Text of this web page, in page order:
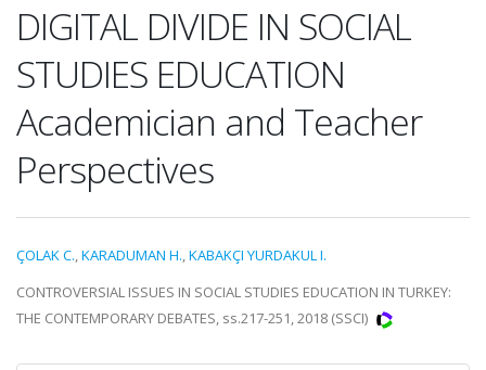
DIGITAL DIVIDE IN SOCIAL
STUDIES EDUCATION
Academician and Teacher
Perspectives
ÇOLAK C.,KARADUMAN H.,KABAKÇI YURDAKUL I.
CONTROVERSIAL ISSUES IN SOCIAL STUDIES EDUCATION IN TURKEY:
THE CONTEMPORARY DEBATES, ss.217-251, 2018 (SSCI)